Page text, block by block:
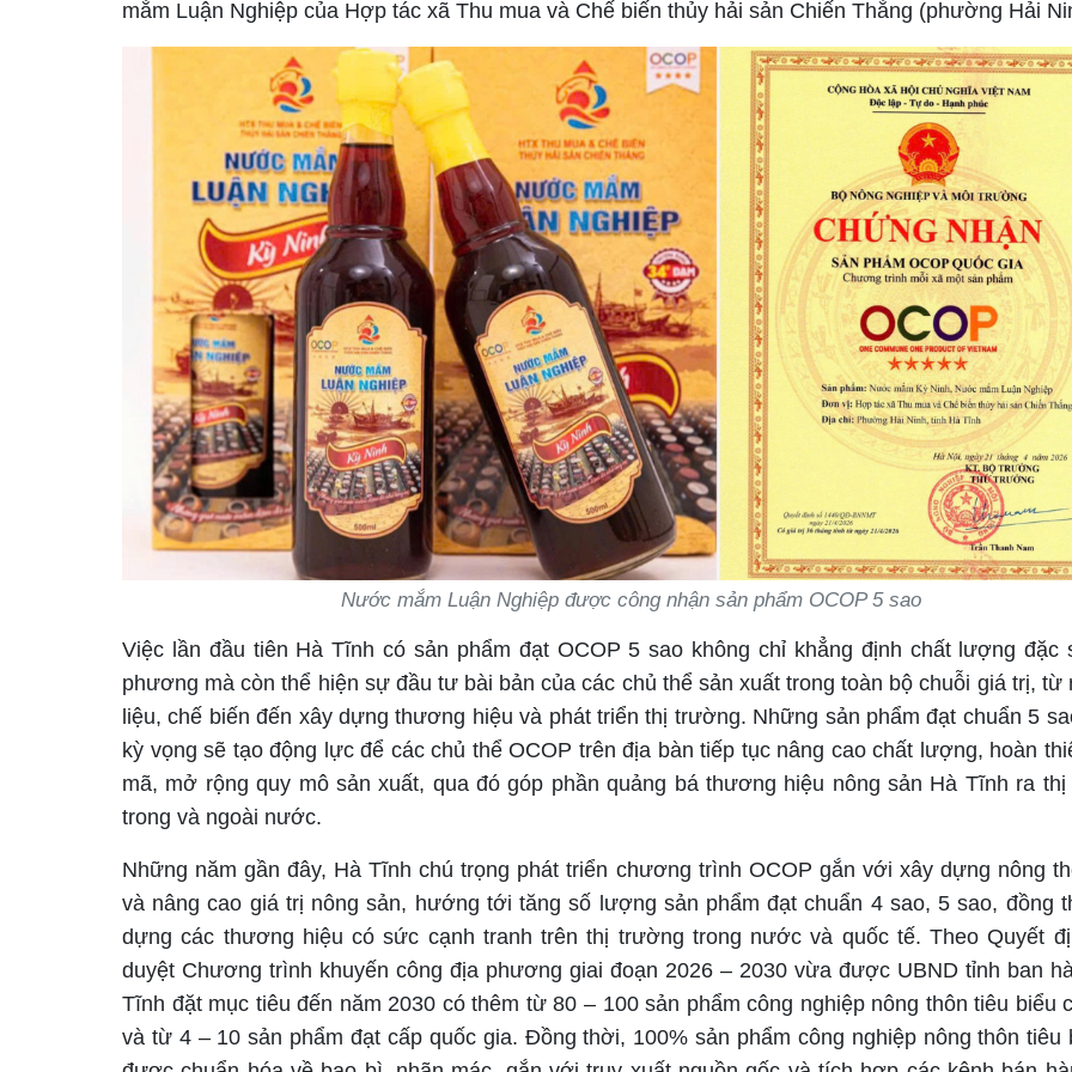
mắm Luận Nghiệp của Hợp tác xã Thu mua và Chế biến thủy hải sản Chiến Thắng (phường Hải
Nước mắm Luận Nghiệp được công nhận sản phẩm OCOP 5 sao
Việc lần đầu tiên Hà Tĩnh có sản phẩm đạt OCOP 5 sao không chỉ khẳng định chất lượng đặc
phương mà còn thể hiện sự đầu tư bài bản của các chủ thể sản xuất trong toàn bộ chuỗi giá trị, từ
liệu, chế biến đến xây dựng thương hiệu và phát triển thị trường. Những sản phẩm đạt chuẩn 5
kỳ vọng sẽ tạo động lực để các chủ thể OCOP trên địa bàn tiếp tục nâng cao chất lượng, hoàn
mã, mở rộng quy mô sản xuất, qua đó góp phần quảng bá thương hiệu nông sản Hà Tĩnh ra
trong và ngoài nước.
Những năm gần đây, Hà Tĩnh chú trọng phát triển chương trình OCOP gắn với xây dựng nông
và nâng cao giá trị nông sản, hướng tới tăng số lượng sản phẩm đạt chuẩn 4 sao, 5 sao, đồng
dựng các thương hiệu có sức cạnh tranh trên thị trường trong nước và quốc tế. Theo Quyết
duyệt Chương trình khuyến công địa phương giai đoạn 2026 – 2030 vừa được UBND tỉnh ban
Tĩnh đặt mục tiêu đến năm 2030 có thêm từ 80 – 100 sản phẩm công nghiệp nông thôn tiêu biểu
và từ 4 – 10 sản phẩm đạt cấp quốc gia. Đồng thời, 100% sản phẩm công nghiệp nông thôn tiêu